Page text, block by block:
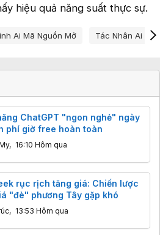
hiệu quả năng suất thực sự.
Ai Mã Nguồn Mở Tác Nhân Ai
ChatGPT "ngon nghẻ" ngày
phí giờ free hoàn toàn
, 16:10 Hôm qua
rục rịch tăng giá: Chiến lược
"đè" phương Tây gặp khó
, 13:53 Hôm qua